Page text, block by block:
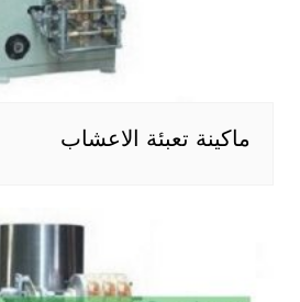
ماكينة تعبئة الاعشاب